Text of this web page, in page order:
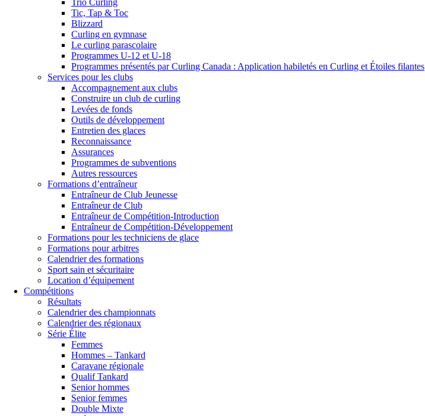
Trio Curling
Tic, Tap & Toc
Blizzard
Curling en gymnase
Le curling parascolaire
Programmes U-12 et U-18
Programmes présentés par Curling Canada : Application habiletés en Curling et Étoiles filantes
Services pour les clubs
Accompagnement aux clubs
Construire un club de curling
Levées de fonds
Outils de développement
Entretien des glaces
Reconnaissance
Assurances
Programmes de subventions
Autres ressources
Formations d’entraîneur
Entraîneur de Club Jeunesse
Entraîneur de Club
Entraîneur de Compétition-Introduction
Entraîneur de Compétition-Développement
Formations pour les techniciens de glace
Formations pour arbitres
Calendrier des formations
Sport sain et sécuritaire
Location d’équipement
Compétitions
Résultats
Calendrier des championnats
Calendrier des régionaux
Série Élite
Femmes
Hommes – Tankard
Caravane régionale
Qualif Tankard
Senior hommes
Senior femmes
Double Mixte